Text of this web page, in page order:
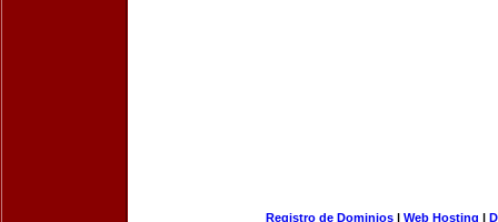
Registro de Dominios| Web Hosting |